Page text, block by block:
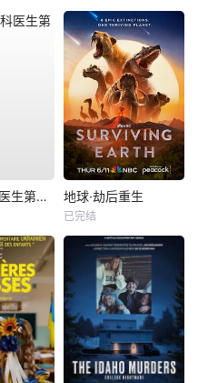
闪闪的儿科医生第四季 地球·劫后重生
已完结